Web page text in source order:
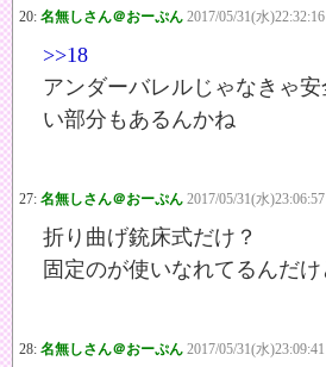
20: 名無しさん＠おーぷん 2017/05/31(水)22:32:16
>>18
アンダーバレルじゃなきゃ
い部分もあるんかね
27: 名無しさん＠おーぷん 2017/05/31(水
折り曲げ銃床式だけ？
固定のが使いなれてるんだけ
28: 名無しさん＠おーぷん 2017/05/31(水)23:09:41